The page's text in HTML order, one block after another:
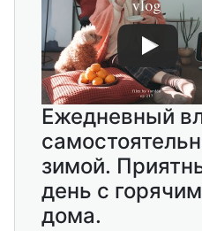
Ежедневный
зимой.
день с
дома.